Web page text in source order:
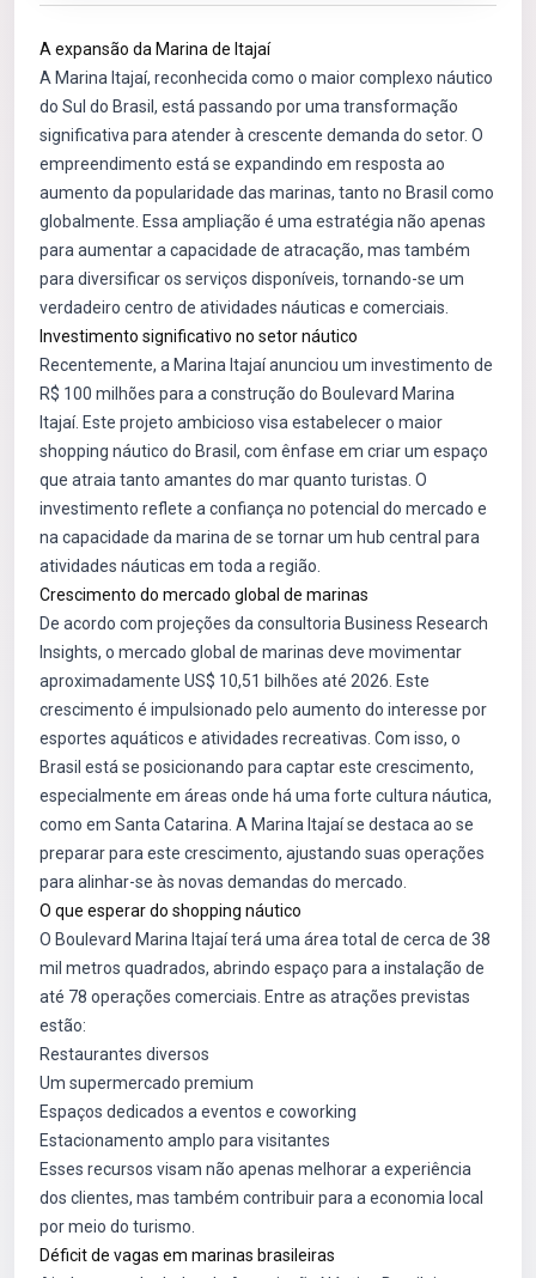
A expansão da Marina de Itajaí
A Marina Itajaí, reconhecida como o maior complexo náutico
do Sul do Brasil, está passando por uma transformação
significativa para atender à crescente demanda do setor. O
empreendimento está se expandindo em resposta ao
aumento da popularidade das marinas, tanto no Brasil como
globalmente. Essa ampliação é uma estratégia não apenas
para aumentar a capacidade de atracação, mas também
para diversificar os serviços disponíveis, tornando-se um
verdadeiro centro de atividades náuticas e comerciais.
Investimento significativo no setor náutico
Recentemente, a Marina Itajaí anunciou um investimento de
R$ 100 milhões para a construção do Boulevard Marina
Itajaí. Este projeto ambicioso visa estabelecer o maior
shopping náutico do Brasil, com ênfase em criar um espaço
que atraia tanto amantes do mar quanto turistas. O
investimento reflete a confiança no potencial do mercado e
na capacidade da marina de se tornar um hub central para
atividades náuticas em toda a região.
Crescimento do mercado global de marinas
De acordo com projeções da consultoria Business Research
Insights, o mercado global de marinas deve movimentar
aproximadamente US$ 10,51 bilhões até 2026. Este
crescimento é impulsionado pelo aumento do interesse por
esportes aquáticos e atividades recreativas. Com isso, o
Brasil está se posicionando para captar este crescimento,
especialmente em áreas onde há uma forte cultura náutica,
como em Santa Catarina. A Marina Itajaí se destaca ao se
preparar para este crescimento, ajustando suas operações
para alinhar-se às novas demandas do mercado.
O que esperar do shopping náutico
O Boulevard Marina Itajaí terá uma área total de cerca de 38
mil metros quadrados, abrindo espaço para a instalação de
até 78 operações comerciais. Entre as atrações previstas
estão:
Restaurantes diversos
Um supermercado premium
Espaços dedicados a eventos e coworking
Estacionamento amplo para visitantes
Esses recursos visam não apenas melhorar a experiência
dos clientes, mas também contribuir para a economia local
por meio do turismo.
Déficit de vagas em marinas brasileiras